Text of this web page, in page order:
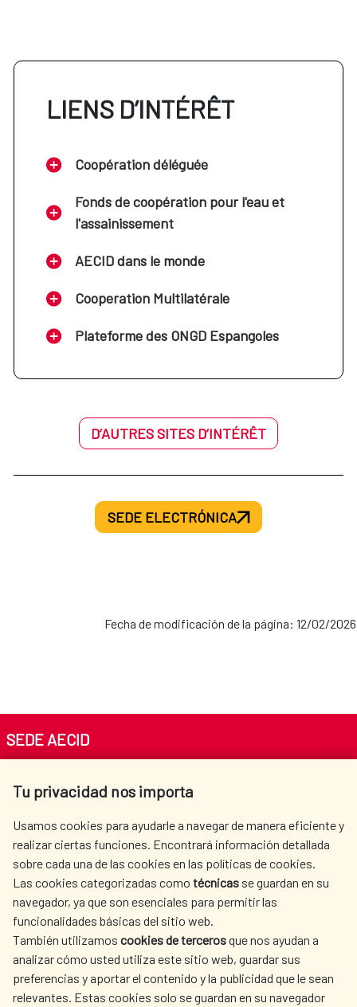
LIENS D’INTÉRÊT
Coopération déléguée
Fonds de coopération pour l'eau et
l'assainissement
AECID dans le monde
Cooperation Multilatérale
Plateforme des ONGD Espangoles
D’AUTRES SITES D’INTÉRÊT
SEDE ELECTRÓNICA
Fecha de modificación de la página: 12/02/2026
Tu privacidad nos importa
Usamos cookies para ayudarle a navegar de manera eficiente y
realizar ciertas funciones. Encontrará información detallada
sobre cada una de las cookies en las políticas de cookies.
Las cookies categorizadas como técnicas se guardan en su
navegador, ya que son esenciales para permitir las
funcionalidades básicas del sitio web.
También utilizamos cookies de tercerosque nos ayudan a
analizar cómo usted utiliza este sitio web, guardar sus
preferencias y aportar el contenido y la publicidad que le sean
relevantes. Estas cookies solo se guardan en su navegador
SEDE AECID
Tel. +34 900 20 30 54​​​​​​​
AECID
OÙ NOUS COOPÉRONS
L'ACTION HUMANITAIRE
ESPAGNOLE
SALLE DE PRESSE
CULTURE ET SCIENCE BIBLIOTHÈQUE